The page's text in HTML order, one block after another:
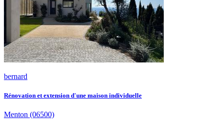
bernard
Rénovation et extension d'une maison individuelle
Menton (06500)